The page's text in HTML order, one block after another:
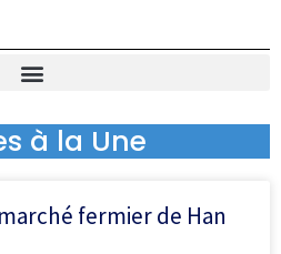
à la Une
fermier de Han